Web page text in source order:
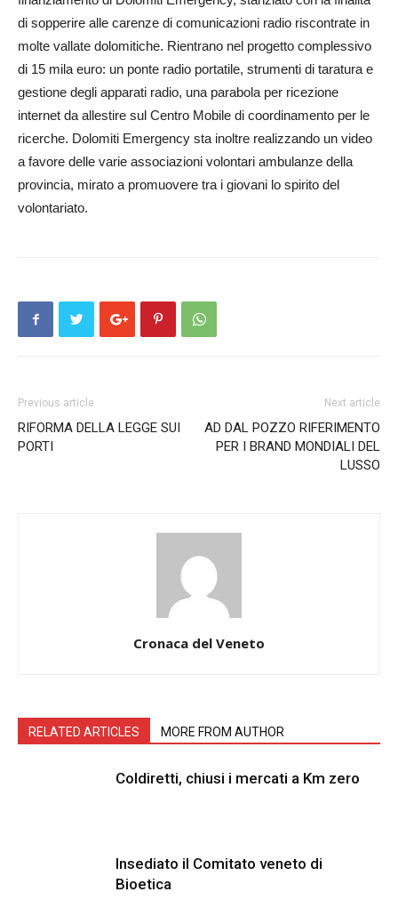
di sopperire alle carenze di comunicazioni radio riscontrate in
molte vallate dolomitiche. Rientrano nel progetto complessivo
di 15 mila euro: un ponte radio portatile, strumenti di taratura e
gestione degli apparati radio, una parabola per ricezione
internet da allestire sul Centro Mobile di coordinamento per le
ricerche. Dolomiti Emergency sta inoltre realizzando un video
a favore delle varie associazioni volontari ambulanze della
provincia, mirato a promuovere tra i giovani lo spirito del
volontariato.
Previous article
RIFORMA DELLA LEGGE SUI
PORTI
Next article
AD DAL POZZO RIFERIMENTO
PER I BRAND MONDIALI DEL
LUSSO
Cronaca del Veneto
RELATED ARTICLES MORE FROM AUTHOR
Coldiretti, chiusi i mercati a Km zero
Insediato il Comitato veneto di
Bioetica